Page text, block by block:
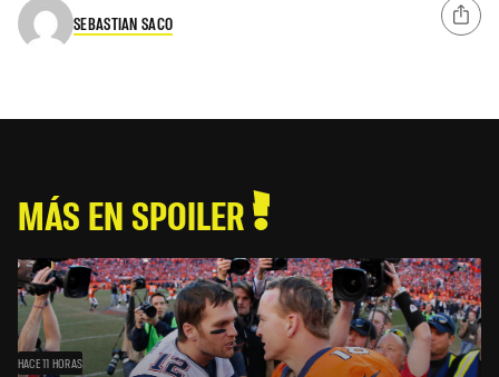
SEBASTIAN SACO
MÁS EN SPOILER
HACE 11 HORAS